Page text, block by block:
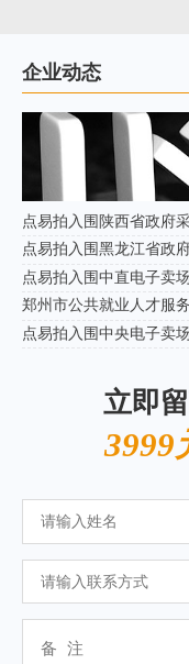
企业动态
点易拍入围陕西省政府
点易拍入围黑龙江省政
点易拍入围中直电子卖场
郑州市公共就业人才服
点易拍入围中央电子卖场
立即
3999